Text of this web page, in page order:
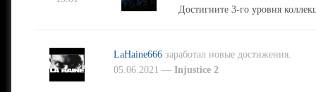
Достигните 3-го уровня
LaHaine666 заработал новые достижения.
05.06.2021 —Injustice 2